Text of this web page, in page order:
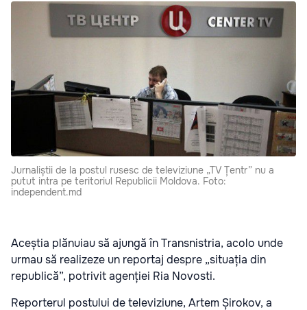
Jurnaliștii de la postul rusesc de televiziune „TV Țentr” nu a
putut intra pe teritoriul Republicii Moldova. Foto:
independent.md
Aceștia plănuiau să ajungă în Transnistria, acolo unde
urmau să realizeze un reportaj despre „situația din
republică”, potrivit agenției Ria Novosti.
Reporterul postului de televiziune, Artem Șirokov, a